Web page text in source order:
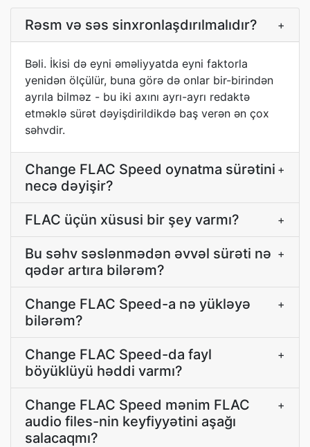
Rəsm və səs sinxronlaşdırılmalıdır? +
Bəli. İkisi də eyni əməliyyatda eyni faktorla
yenidən ölçülür, buna görə də onlar bir-birindən
ayrıla bilməz - bu iki axını ayrı-ayrı redaktə
etməklə sürət dəyişdirildikdə baş verən ən çox
səhvdir.
Change FLAC Speed oynatma sürətini
necə dəyişir?
+
FLAC üçün xüsusi bir şey varmı? +
Bu səhv səslənmədən əvvəl sürəti nə
qədər artıra bilərəm?
+
Change FLAC Speed-a nə yükləyə
bilərəm?
+
Change FLAC Speed-da fayl
böyüklüyü həddi varmı?
+
Change FLAC Speed mənim FLAC
audio files-nin keyfiyyətini aşağı
salacaqmı?
+